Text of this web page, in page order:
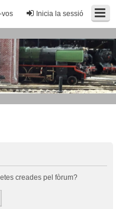
Inicia la sessió
vos
creades pel fòrum?